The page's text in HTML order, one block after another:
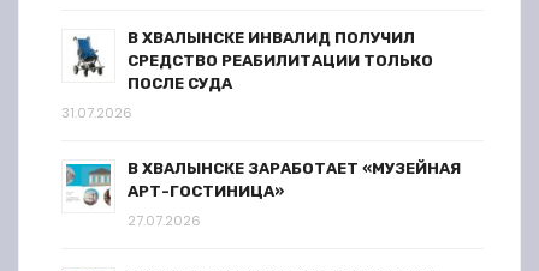
В ХВАЛЫНСКЕ ИНВАЛИД ПОЛУЧИЛ
СРЕДСТВО РЕАБИЛИТАЦИИ ТОЛЬКО
ПОСЛЕ СУДА
31.07.2026
В ХВАЛЫНСКЕ ЗАРАБОТАЕТ «МУЗЕЙНАЯ
АРТ-ГОСТИНИЦА»
27.07.2026